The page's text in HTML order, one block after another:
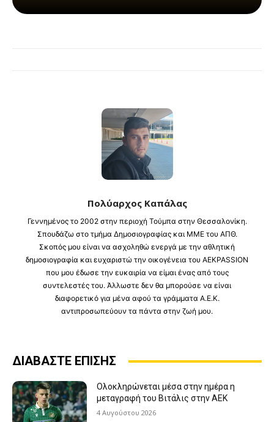
Πολύαρχος Καπάλας
Γεννημένος το 2002 στην περιοχή Τούμπα στην Θεσσαλονίκη.
Σπουδάζω στο τμήμα Δημοσιογραφίας και ΜΜΕ του ΑΠΘ.
Σκοπός μου είναι να ασχοληθώ ενεργά με την αθλητική
δημοσιογραφία και ευχαριστώ την οικογένεια του AEKPASSION
που μου έδωσε την ευκαιρία να είμαι ένας από τους
συντελεστές του. Άλλωστε δεν θα μπορούσε να είναι
διαφορετικό για μένα αφού τα γράμματα Α.Ε.Κ.
αντιπροσωπεύουν τα πάντα στην ζωή μου.
ΔΙΑΒΑΣΤΕ ΕΠΙΣΗΣ
Ολοκληρώνεται μέσα στην ημέρα η
μεταγραφή του Βιτάλις στην ΑΕΚ
4 Αυγούστου 2026